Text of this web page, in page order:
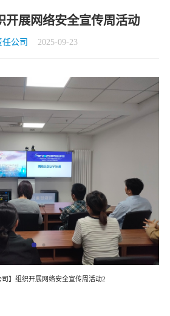
开展网络安全宣传周活动
公司 2025-09-23
司】组织开展网络安全宣传周活动2